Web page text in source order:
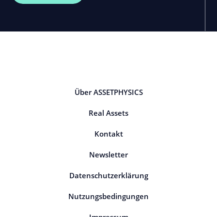
Über ASSETPHYSICS
Real Assets
Kontakt
Newsletter
Datenschutzerklärung
Nutzungsbedingungen